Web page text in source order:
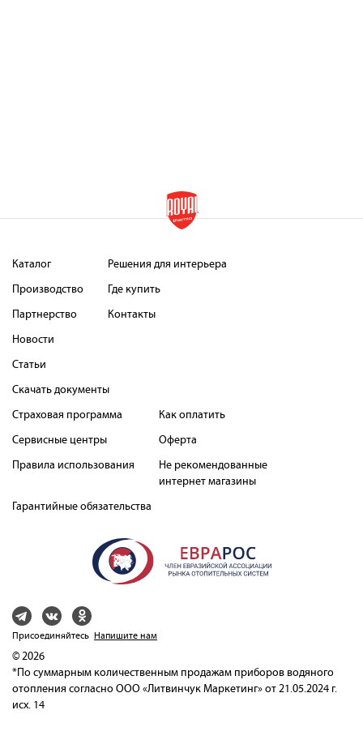
Каталог
Производство
Партнерство
Решения для интерьера
Где купить
Контакты
Новости
Статьи
Скачать документы
Страховая программа
Сервисные центры
Правила использования
Как оплатить
Оферта
Не рекомендованные
интернет магазины
Гарантийные обязательства
Присоединяйтесь Напишите нам
© 2026
*По суммарным количественным продажам приборов водяного
отопления согласно ООО «Литвинчук Маркетинг» от 21.05.2024 г.
исх. 14